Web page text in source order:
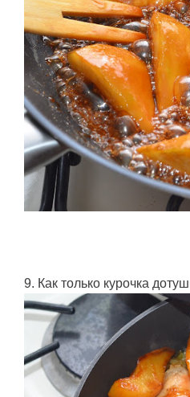
9. Как только курочка